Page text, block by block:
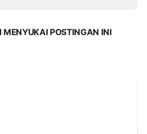
MENYUKAI POSTINGAN INI